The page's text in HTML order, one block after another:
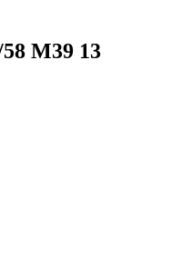
58 М39 13